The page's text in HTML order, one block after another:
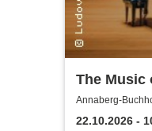
The Music
Einaudi:
Annaberg-
Buchholz
22.10.2026 -